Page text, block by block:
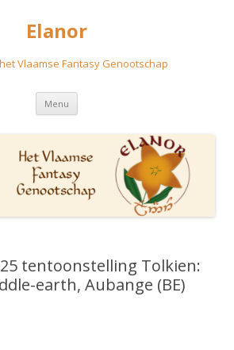
Elanor
Vlaamse Fantasy Genootschap
Menu Skip
content
tentoonstelling Tolkien:
earth, Aubange (BE)